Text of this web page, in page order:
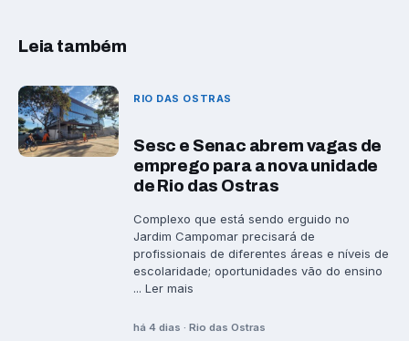
Leia também
RIO DAS OSTRAS
Sesc e Senac abrem vagas de
emprego para a nova unidade
de Rio das Ostras
Complexo que está sendo erguido no
Jardim Campomar precisará de
profissionais de diferentes áreas e níveis de
escolaridade; oportunidades vão do ensino
... Ler mais
há 4 dias · Rio das Ostras